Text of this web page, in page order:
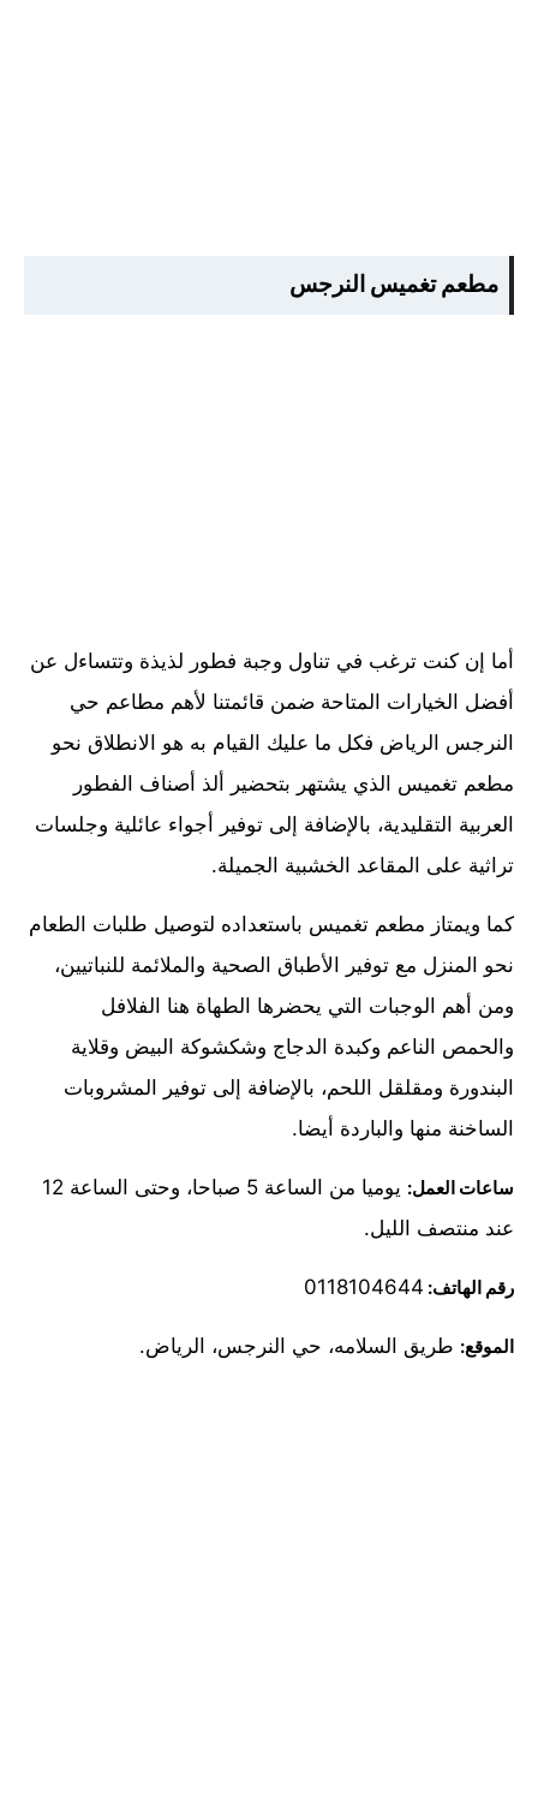
مطعم تغميس النرجس
أما إن كنت ترغب في تناول وجبة فطور لذيذة وتتساءل عن
أفضل الخيارات المتاحة ضمن قائمتنا لأهم مطاعم حي
النرجس الرياض فكل ما عليك القيام به هو الانطلاق نحو
مطعم تغميس الذي يشتهر بتحضير ألذ أصناف الفطور
العربية التقليدية، بالإضافة إلى توفير أجواء عائلية وجلسات
تراثية على المقاعد الخشبية الجميلة.
كما ويمتاز مطعم تغميس باستعداده لتوصيل طلبات الطعام
نحو المنزل مع توفير الأطباق الصحية والملائمة للنباتيين،
ومن أهم الوجبات التي يحضرها الطهاة هنا الفلافل
والحمص الناعم وكبدة الدجاج وشكشوكة البيض وقلاية
البندورة ومقلقل اللحم، بالإضافة إلى توفير المشروبات
الساخنة منها والباردة أيضا.
ساعات العمل:
يوميا من الساعة 5 صباحا، وحتى الساعة 12
عند منتصف الليل.
رقم الهاتف: 0118104644
الموقع: طريق السلامه، حي النرجس، الرياض.